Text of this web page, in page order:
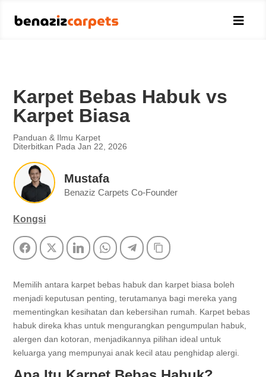

Karpet Bebas Habuk vs
Karpet Biasa
Panduan & Ilmu Karpet
Diterbitkan Pada Jan 22, 2026
Mustafa
Benaziz Carpets Co-Founder
Kongsi
FacebookTwitter LinkedInWhatsAppTelegramCopy Link
Memilih antara karpet bebas habuk dan karpet biasa boleh
menjadi keputusan penting, terutamanya bagi mereka yang
mementingkan kesihatan dan kebersihan rumah. Karpet bebas
habuk direka khas untuk mengurangkan pengumpulan habuk,
alergen dan kotoran, menjadikannya pilihan ideal untuk
keluarga yang mempunyai anak kecil atau penghidap alergi.